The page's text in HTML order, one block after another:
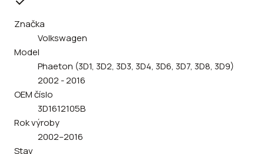
Značka
Volkswagen
Model
Phaeton (3D1, 3D2, 3D3, 3D4, 3D6, 3D7, 3D8, 3D9)
2002 - 2016
OEM číslo
3D1612105B
Rok výroby
2002–2016
Stav